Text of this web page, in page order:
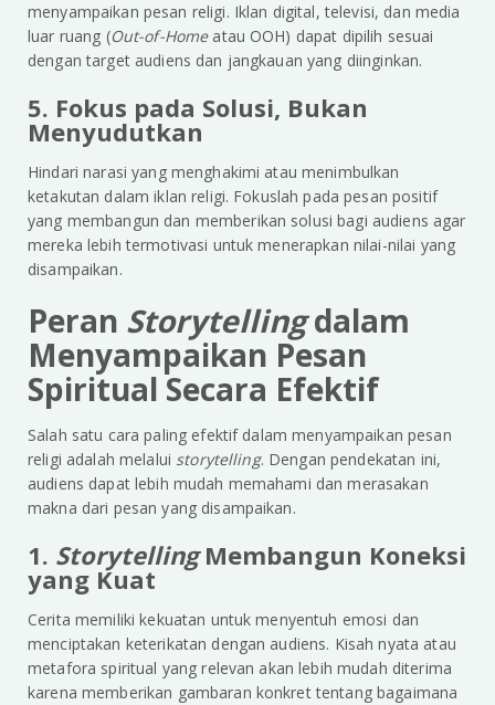
menyampaikan pesan religi. Iklan digital, televisi, dan media
luar ruang (Out-of-Homeatau OOH) dapat dipilih sesuai
dengan target audiens dan jangkauan yang diinginkan.
5. Fokus pada Solusi, Bukan
Menyudutkan
Hindari narasi yang menghakimi atau menimbulkan
ketakutan dalam iklan religi. Fokuslah pada pesan positif
yang membangun dan memberikan solusi bagi audiens agar
mereka lebih termotivasi untuk menerapkan nilai-nilai yang
disampaikan.
Peran Storytellingdalam
Menyampaikan Pesan
Spiritual Secara Efektif
Salah satu cara paling efektif dalam menyampaikan pesan
religi adalah melalui storytelling. Dengan pendekatan ini,
audiens dapat lebih mudah memahami dan merasakan
makna dari pesan yang disampaikan.
1. StorytellingMembangun Koneksi
yang Kuat
Cerita memiliki kekuatan untuk menyentuh emosi dan
menciptakan keterikatan dengan audiens. Kisah nyata atau
metafora spiritual yang relevan akan lebih mudah diterima
karena memberikan gambaran konkret tentang bagaimana